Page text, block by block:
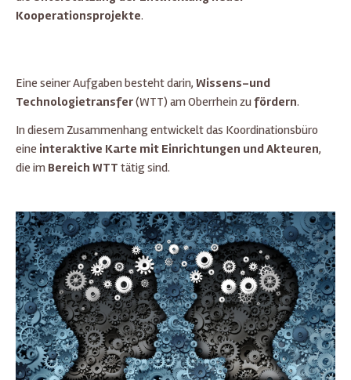
Kooperationsprojekte.
Eine seiner Aufgaben besteht darin, Wissens-und
Technologietransfer(WTT) am Oberrhein zufördern.
In diesem Zusammenhang entwickelt das Koordinationsbüro
eine interaktive Karte mit Einrichtungen und Akteuren,
die im Bereich WTT tätig sind.